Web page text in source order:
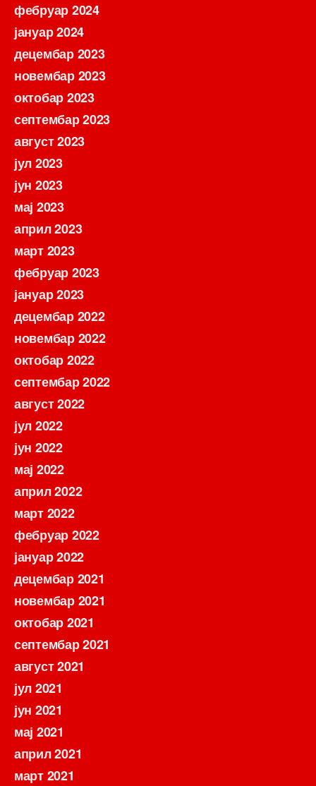
фебруар 2024
јануар 2024
децембар 2023
новембар 2023
октобар 2023
септембар 2023
август 2023
јул 2023
јун 2023
мај 2023
април 2023
март 2023
фебруар 2023
јануар 2023
децембар 2022
новембар 2022
октобар 2022
септембар 2022
август 2022
јул 2022
јун 2022
мај 2022
април 2022
март 2022
фебруар 2022
јануар 2022
децембар 2021
новембар 2021
октобар 2021
септембар 2021
август 2021
јул 2021
јун 2021
мај 2021
април 2021
март 2021